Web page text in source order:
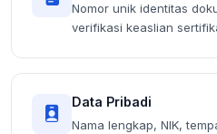
Nomor unik identitas
verifikasi keaslian
Data Pribadi
Nama lengkap, NIK,